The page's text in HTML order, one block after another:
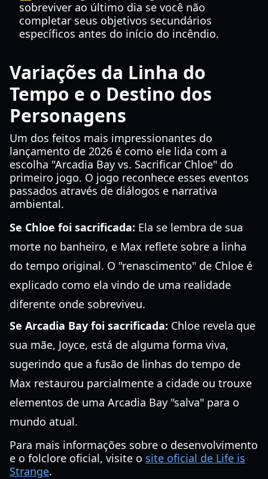
sobreviver ao último dia se você não
completar seus objetivos secundários
específicos antes do início do incêndio.
Variações da Linha do
Tempo e o Destino dos
Personagens
Um dos feitos mais impressionantes do
lançamento de 2026 é como ele lida com a
escolha "Arcadia Bay vs. Sacrificar Chloe" do
primeiro jogo. O jogo reconhece esses eventos
passados através de diálogos e narrativa
ambiental.
Se Chloe foi sacrificada: Ela se lembra de sua
morte no banheiro, e Max reflete sobre a linha
do tempo original. O "renascimento" de Chloe é
explicado como ela vindo de uma realidade
diferente onde sobreviveu.
Se Arcadia Bay foi sacrificada: Chloe revela que
sua mãe, Joyce, está de alguma forma viva,
sugerindo que a fusão de linhas do tempo de
Max restaurou parcialmente a cidade ou trouxe
elementos de uma Arcadia Bay "salva" para o
mundo atual.
Para mais informações sobre o desenvolvimento
e o folclore oficial, visite o site oficial de Life is
Strange.